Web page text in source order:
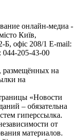
онлайн-медиа -
Київ,
офіс 208/1 E-mail:
044-205-43-00
размещённых на
на
«Новости
– обязательна
гиперссылка.
от
материалов.